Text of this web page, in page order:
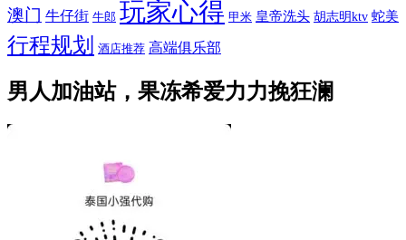
澳门 牛仔街 牛郎 玩家心得 甲米 皇帝洗头 胡志明ktv 蛇美
行程规划 酒店推荐 高端俱乐部
男人加油站，果冻希爱力力挽狂澜